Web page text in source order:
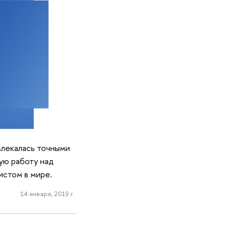
точными
работу над
в мире.
14 января, 2019 г.